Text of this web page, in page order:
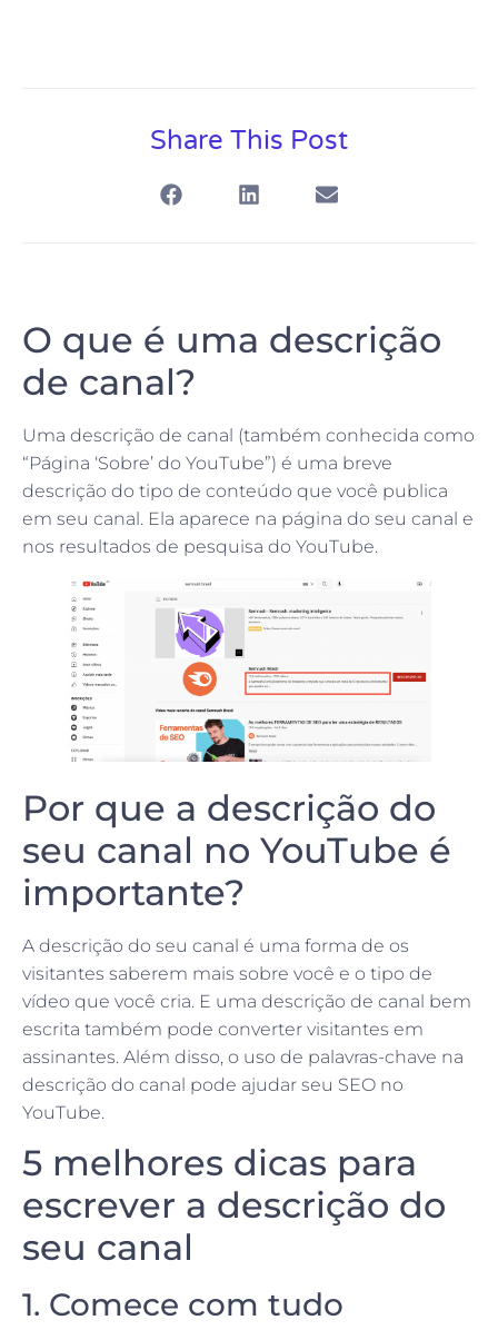
Share This Post
O que é uma descrição
de canal?
Uma descrição de canal (também conhecida como
“Página ‘Sobre’ do YouTube”) é uma breve
descrição do tipo de conteúdo que você publica
em seu canal. Ela aparece na página do seu canal e
nos resultados de pesquisa do YouTube.
Por que a descrição do
seu canal no YouTube é
importante?
A descrição do seu canal é uma forma de os
visitantes saberem mais sobre você e o tipo de
vídeo que você cria. E uma descrição de canal bem
escrita também pode converter visitantes em
assinantes. Além disso, o uso de palavras-chave na
descrição do canal pode ajudar seu SEO no
YouTube.
5 melhores dicas para
escrever a descrição do
seu canal
1. Comece com tudo